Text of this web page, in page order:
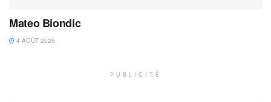
Mateo Biondic
4 AOÛT 2026
PUBLICITÉ